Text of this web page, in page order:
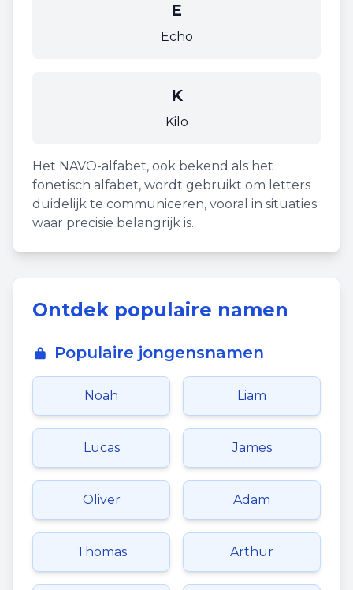
E
Echo
K
Kilo
Het NAVO-alfabet, ook bekend als het
fonetisch alfabet, wordt gebruikt om letters
duidelijk te communiceren, vooral in situaties
waar precisie belangrijk is.
Ontdek populaire namen
Populaire jongensnamen
Noah Liam
Lucas James
Oliver Adam
Thomas Arthur